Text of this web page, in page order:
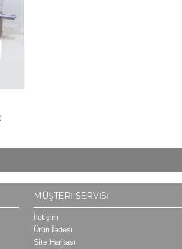
MÜŞTERI SERVISI
İletişim
Ürün İadesi
Site Haritası